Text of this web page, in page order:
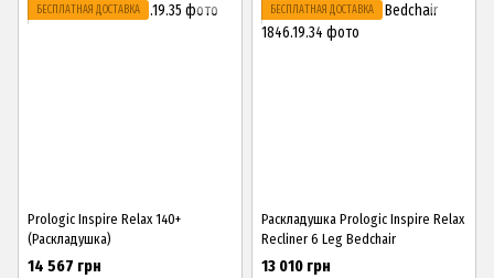
БЕСПЛАТНАЯ ДОСТАВКА
Prologic Inspire Relax 140+
(Раскладушка)
14 567 грн
БЕСПЛАТНАЯ ДОСТАВКА
Раскладушка Prologic Inspire Relax
Recliner 6 Leg Bedchair
13 010 грн